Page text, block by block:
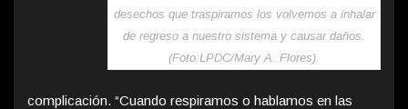
desechos que traspiramos los volvemos a inhalar
de regreso a nuestro sistema y causar daños.
(Foto:LPDC/Mary A. Flores).
complicación. “Cuando respiramos o hablamos en las